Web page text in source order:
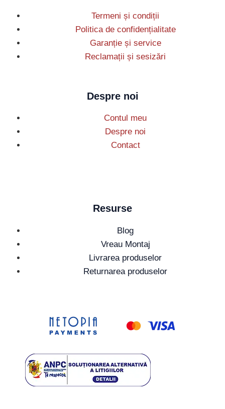
Termeni și condiții
Politica de confidențialitate
Garanție și service
Reclamații și sesizări
Despre noi
Contul meu
Despre noi
Contact
Resurse
Blog
Vreau Montaj
Livrarea produselor
Returnarea produselor